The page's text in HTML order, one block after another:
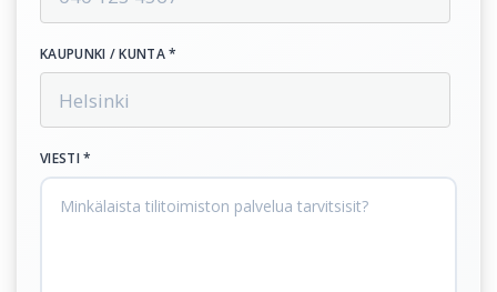
KAUPUNKI / KUNTA *
VIESTI *